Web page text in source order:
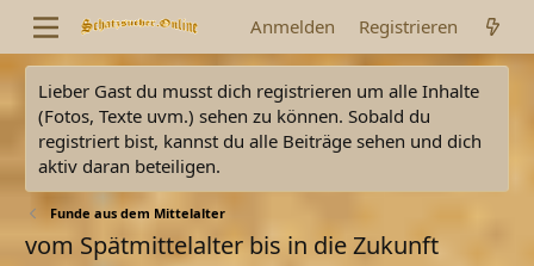
Anmelden Registrieren
Lieber Gast du musst dich registrieren um alle Inhalte
(Fotos, Texte uvm.) sehen zu können. Sobald du
registriert bist, kannst du alle Beiträge sehen und dich
aktiv daran beteiligen.
Funde aus dem Mittelalter
vom Spätmittelalter bis in die Zukunft